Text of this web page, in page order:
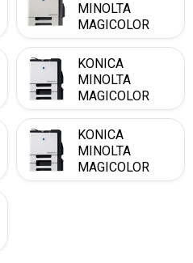
MINOLTA
MAGICOLOR
5570 DTHF
KONICA
MINOLTA
MAGICOLOR
5670 D
KONICA
MINOLTA
MAGICOLOR
5670 DTHF